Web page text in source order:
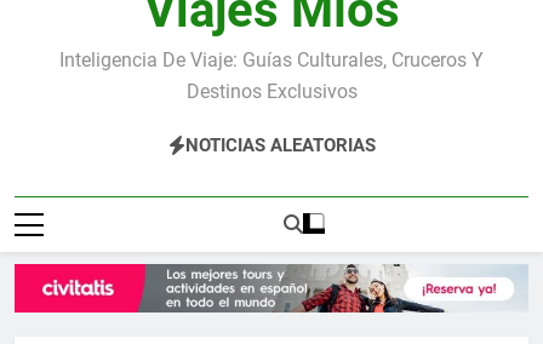
Inteligencia De Viaje: Guías Culturales, Cruceros Y
Destinos Exclusivos
NOTICIAS ALEATORIAS